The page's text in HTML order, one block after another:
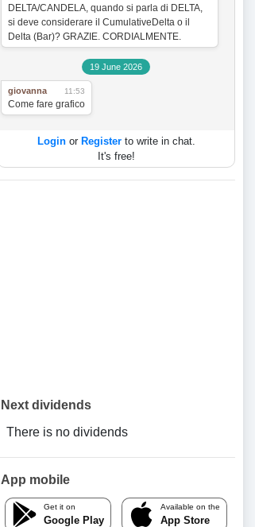
DELTA/CANDELA, quando si parla di DELTA,
si deve considerare il CumulativeDelta o il
Delta (Bar)? GRAZIE. CORDIALMENTE.
19 June 2026
giovanna 11:53
Come fare grafico
Loginor Registerto write in chat.
It's free!
Next dividends
There is no dividends
App mobile
Get it on
Google Play
Available on the
App Store